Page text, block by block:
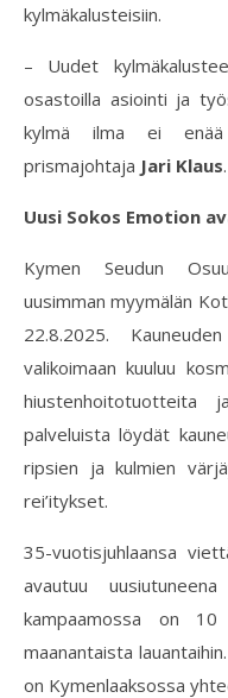
kylmäkalusteisiin.
– Uudet
osastoilla asiointi ja
kylmä ilma ei enää
prismajohtaja Jari Klaus.
Uusi Sokos Emotion
Kymen Seudun
uusimman myymälän
22.8.2025.
valikoimaan kuuluu
hiustenhoitotuotteita
palveluista löydät
ripsien ja kulmien
rei’itykset.
35-vuotisjuhlaansa
avautuu
kampaamossa on
maanantaista
on Kymenlaaksossa